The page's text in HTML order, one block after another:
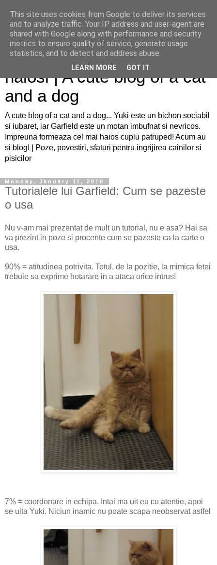
Sfaturi pentru caini si pisici
haiosi | A cute blog of a cat
and a dog
A cute blog of a cat and a dog... Yuki este un bichon sociabil
si iubaret, iar Garfield este un motan imbufnat si nevricos.
Impreuna formeaza cel mai haios cuplu patruped! Acum au
si blog! | Poze, povestiri, sfaturi pentru ingrijirea cainilor si
pisicilor
Monday, January 11, 2010
Tutorialele lui Garfield: Cum se pazeste
o usa
Nu v-am mai prezentat de mult un tutorial, nu e asa? Hai sa
va prezint in poze si procente cum se pazeste ca la carte o
usa.
90% = atitudinea potrivita. Totul, de la pozitie, la mimica fetei
trebuie sa exprime hotarare in a ataca orice intrus!
7% = coordonare in echipa. Intai ma uit eu cu atentie, apoi
se uita Yuki. Niciun inamic nu poate scapa neobservat astfel
This site uses cookies from Google to deliver its services
and to analyze traffic. Your IP address and user-agent are
shared with Google along with performance and security
metrics to ensure quality of service, generate usage
statistics, and to detect and address abuse.
LEARN MORE GOT IT